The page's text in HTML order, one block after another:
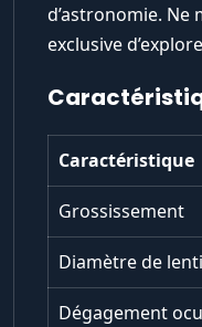
d’astronomie. Ne
exclusive
Caractéristique
Grossissement
Diamètre de
Dégagement